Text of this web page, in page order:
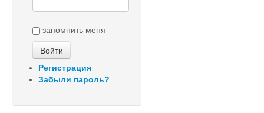
запомнить меня
Регистрация
Забыли пароль?